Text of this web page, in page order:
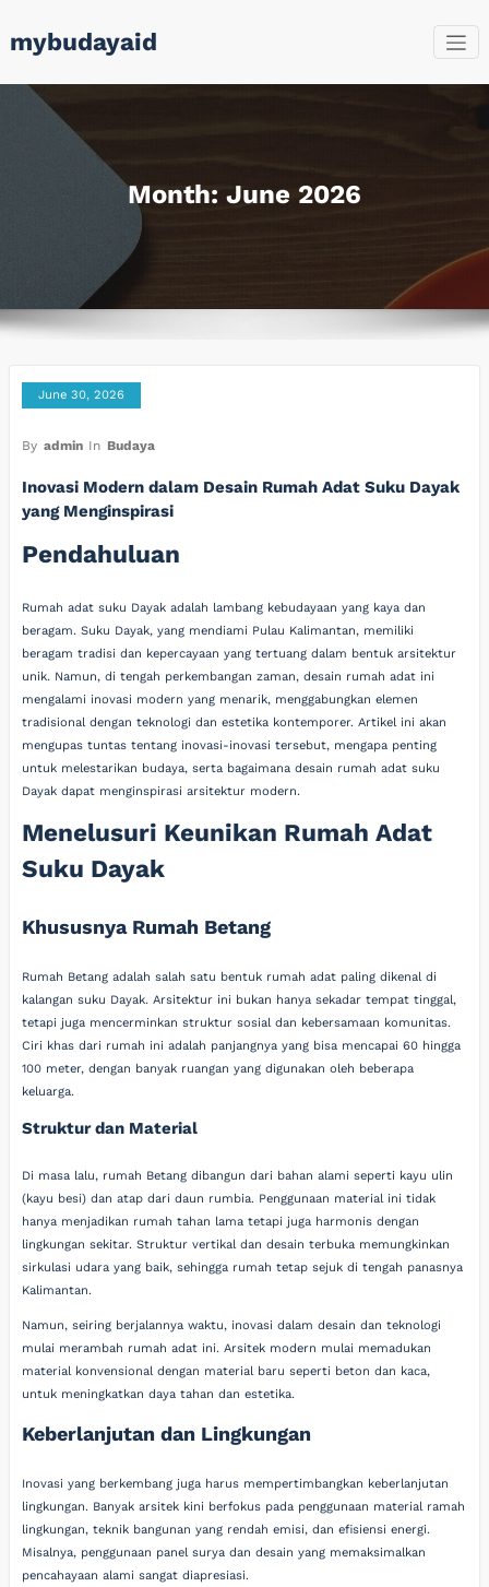
to
content
mybudayaid
Month: June 2026
June 30, 2026
By admin In Budaya
Inovasi Modern dalam Desain Rumah Adat Suku Dayak
yang Menginspirasi
Pendahuluan
Rumah adat suku Dayak adalah lambang kebudayaan yang kaya dan
beragam. Suku Dayak, yang mendiami Pulau Kalimantan, memiliki
beragam tradisi dan kepercayaan yang tertuang dalam bentuk arsitektur
unik. Namun, di tengah perkembangan zaman, desain rumah adat ini
mengalami inovasi modern yang menarik, menggabungkan elemen
tradisional dengan teknologi dan estetika kontemporer. Artikel ini akan
mengupas tuntas tentang inovasi-inovasi tersebut, mengapa penting
untuk melestarikan budaya, serta bagaimana desain rumah adat suku
Dayak dapat menginspirasi arsitektur modern.
Menelusuri Keunikan Rumah Adat
Suku Dayak
Khususnya Rumah Betang
Rumah Betang adalah salah satu bentuk rumah adat paling dikenal di
kalangan suku Dayak. Arsitektur ini bukan hanya sekadar tempat tinggal,
tetapi juga mencerminkan struktur sosial dan kebersamaan komunitas.
Ciri khas dari rumah ini adalah panjangnya yang bisa mencapai 60 hingga
100 meter, dengan banyak ruangan yang digunakan oleh beberapa
keluarga.
Struktur dan Material
Di masa lalu, rumah Betang dibangun dari bahan alami seperti kayu ulin
(kayu besi) dan atap dari daun rumbia. Penggunaan material ini tidak
hanya menjadikan rumah tahan lama tetapi juga harmonis dengan
lingkungan sekitar. Struktur vertikal dan desain terbuka memungkinkan
sirkulasi udara yang baik, sehingga rumah tetap sejuk di tengah panasnya
Kalimantan.
Namun, seiring berjalannya waktu, inovasi dalam desain dan teknologi
mulai merambah rumah adat ini. Arsitek modern mulai memadukan
material konvensional dengan material baru seperti beton dan kaca,
untuk meningkatkan daya tahan dan estetika.
Keberlanjutan dan Lingkungan
Inovasi yang berkembang juga harus mempertimbangkan keberlanjutan
lingkungan. Banyak arsitek kini berfokus pada penggunaan material ramah
lingkungan, teknik bangunan yang rendah emisi, dan efisiensi energi.
Misalnya, penggunaan panel surya dan desain yang memaksimalkan
pencahayaan alami sangat diapresiasi.